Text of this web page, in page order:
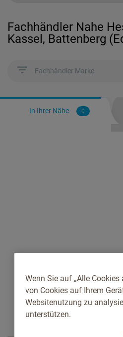
Fachhändler Nahe
Kassel, Battenberg
Fachhändler Marke
In Ihrer Nähe 0
Wenn Sie auf „Alle
von Cookies auf Ihrem
Websitenutzung zu
unterstützen.